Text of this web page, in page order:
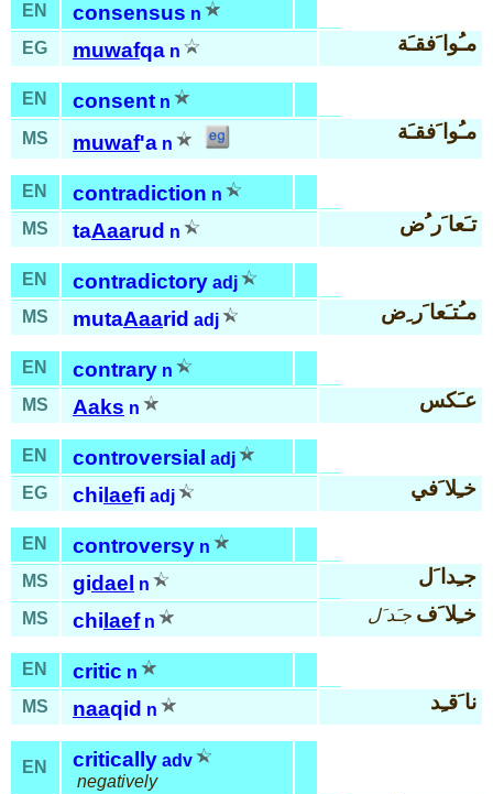
EN consensus n
EG
muwafqa n مـُوا َفقـَة
EN consent n
MS
muwaf'a n
مـُوا َفقـَة
EN contradiction n
MS
taAaarud n تـَعا َر ُض
EN contradictory adj
MS
mutaAaarid adj مـُتـَعا َر ِض
EN contrary n
MS
Aaks n عـَكس
EN controversial adj
EG
chi laefi adj خـِلا َفي
EN controversy n
MS
gidael n جـِدا َل
MS chi laef n خـِلا َف جـَد َل
EN critic n
MS
naaqid n نا َقـِد
EN critically adv
negatively